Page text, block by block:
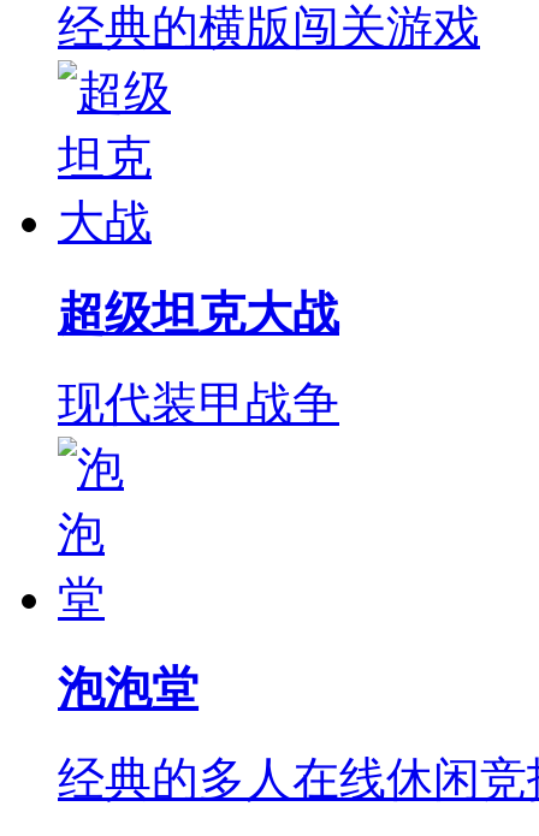
经典的横版闯关游戏
超级坦克大战
现代装甲战争
泡泡堂
经典的多人在线休闲